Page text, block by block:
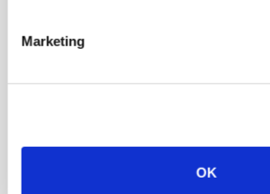
Marketing
OK